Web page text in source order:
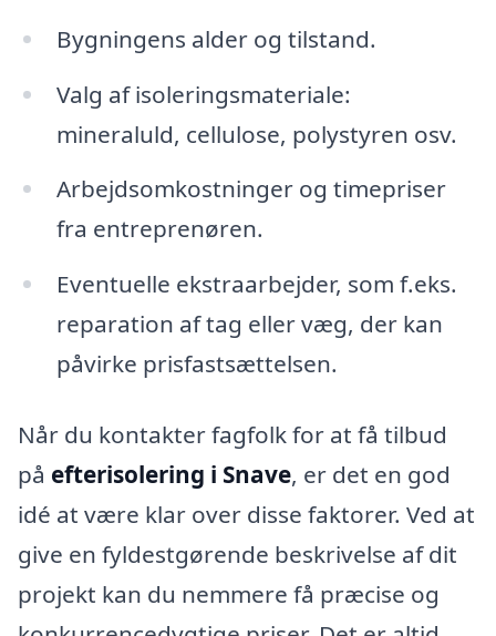
Bygningens alder og tilstand.
Valg af isoleringsmateriale:
mineraluld, cellulose, polystyren osv.
Arbejdsomkostninger og timepriser
fra entreprenøren.
Eventuelle ekstraarbejder, som f.eks.
reparation af tag eller væg, der kan
påvirke prisfastsættelsen.
Når du kontakter fagfolk for at få tilbud
på efterisolering i Snave, er det en god
idé at være klar over disse faktorer. Ved at
give en fyldestgørende beskrivelse af dit
projekt kan du nemmere få præcise og